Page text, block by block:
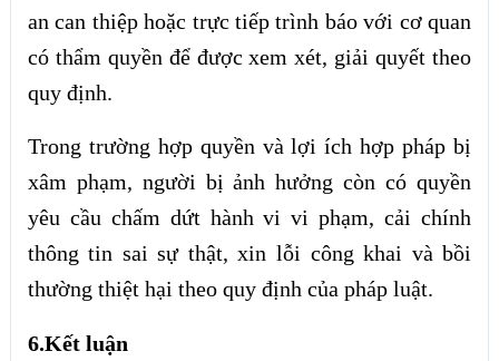
an can thiệp hoặc trực tiếp trình báo với cơ quan
có thẩm quyền để được xem xét, giải quyết theo
quy định.
Trong trường hợp quyền và lợi ích hợp pháp bị
xâm phạm, người bị ảnh hưởng còn có quyền
yêu cầu chấm dứt hành vi vi phạm, cải chính
thông tin sai sự thật, xin lỗi công khai và bồi
thường thiệt hại theo quy định của pháp luật.
6.Kết luận